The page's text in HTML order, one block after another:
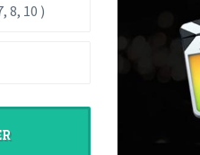
8, 10 )